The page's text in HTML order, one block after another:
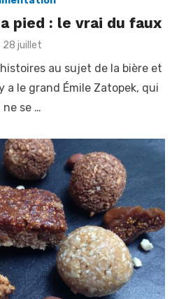
pied : le vrai du faux
P
s
e
d
28 juillet
au sujet de la bière et
a le grand Émile Zatopek, qui
ne se …